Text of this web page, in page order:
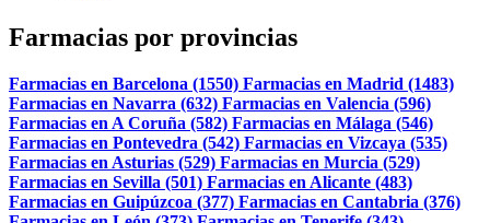
Farmacias por provincias
Farmacias en Barcelona (1550) Farmacias en Madrid (1483)
Farmacias en Navarra (632) Farmacias en Valencia (596)
Farmacias en A Coruña (582) Farmacias en Málaga (546)
Farmacias en Pontevedra (542) Farmacias en Vizcaya (535)
Farmacias en Asturias (529) Farmacias en Murcia (529)
Farmacias en Sevilla (501) Farmacias en Alicante (483)
Farmacias en Guipúzcoa (377) Farmacias en Cantabria (376)